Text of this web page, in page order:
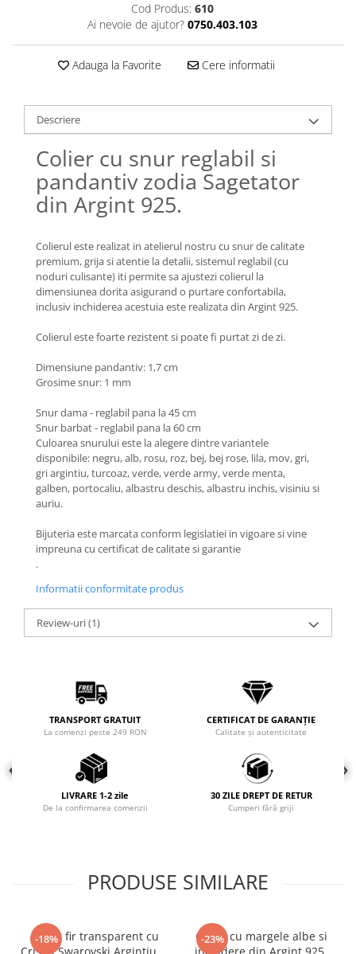
Lănțișoare Argint Diverse
COLIERE CU PERLE
Coliere cu Perle Naturale
Coliere cu Inimioare
Coliere cu Stea
Coliere cu Soare
Coliere cu Semilună
Coliere cu Flori
Coliere cu Animale
Coliere cu Molecule
Coliere Diverse
BRĂȚĂRI
Brățări din Aur cu șnur reglabil
BRĂȚĂRI CU PIETRE SEMIPREȚIOASE
Brățări din Aur cu pietre
semiprețioase
Brățări din Argint cu pietre
semiprețioase
Brățări elastice cu pietre
semiprețioase
BRĂȚĂRI DE PICIOR
Brățări de picior din Aur
Brățări de picior din Argint
COLIERE
Coliere cu mărgele colorate și
Cod Produs: 610
Ai nevoie de ajutor? 0750.403.103
Adauga la Favorite Cere informatii
Descriere
Colier cu snur reglabil si
pandantiv zodia Sagetator
din Argint 925.
Colierul este realizat in atelierul nostru cu snur de calitate
premium, grija si atentie la detalii, sistemul reglabil (cu
noduri culisante) iti permite sa ajustezi colierul la
dimensiunea dorita asigurand o purtare confortabila,
inclusiv inchiderea acestuia este realizata din Argint 925.
Colierul este foarte rezistent si poate fi purtat zi de zi.
Dimensiune pandantiv: 1,7 cm
Grosime snur: 1 mm
Snur dama - reglabil pana la 45 cm
Snur barbat - reglabil pana la 60 cm
Culoarea snurului este la alegere dintre variantele
disponibile: negru, alb, rosu, roz, bej, bej rose, lila, mov, gri,
gri argintiu, turcoaz, verde, verde army, verde menta,
galben, portocaliu, albastru deschis, albastru inchis, visiniu si
auriu.
Bijuteria este marcata conform legislatiei in vigoare si vine
impreuna cu certificat de calitate si garantie
.
Informatii conformitate produs
Review-uri(1)
TRANSPORT GRATUIT
La comenzi peste 249 RON
CERTIFICAT DE GARANȚIE
Calitate și autenticitate
LIVRARE 1-2 zile
De la confirmarea comenzii
30 ZILE DREPT DE RETUR
Cumperi fără griji
PRODUSE SIMILARE
-18%
Colier fir transparent cu
-23%
Colier cu margele albe si